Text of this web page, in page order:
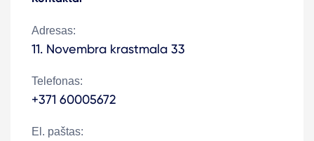
Adresas:
11. Novembra krastmala 33
Telefonas:
+371 60005672
El. paštas: